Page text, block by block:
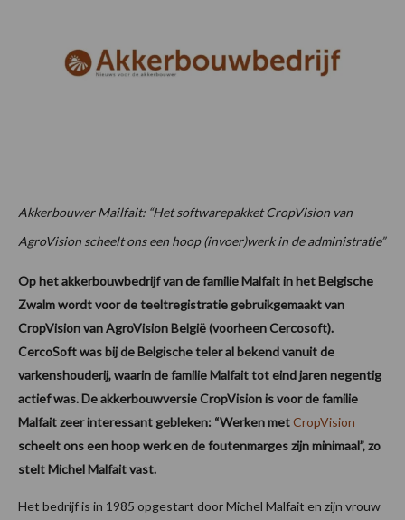
Akkerbouwer Mailfait: “Het softwarepakket CropVision van
AgroVision scheelt ons een hoop (invoer)werk in de administratie”
Op het akkerbouwbedrijf van de familie Malfait in het Belgische
Zwalm wordt voor de teeltregistratie gebruikgemaakt van
CropVision van AgroVision België (voorheen Cercosoft).
CercoSoft was bij de Belgische teler al bekend vanuit de
varkenshouderij, waarin de familie Malfait tot eind jaren negentig
actief was. De akkerbouwversie CropVision is voor de familie
Malfait zeer interessant gebleken: “Werken metCropVision
scheelt ons een hoop werk en de foutenmarges zijn minimaal”, zo
stelt Michel Malfait vast.
Het bedrijf is in 1985 opgestart door Michel Malfait en zijn vrouw